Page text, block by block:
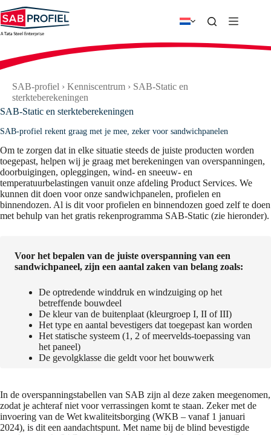
naar
de
inhoud
SAB-profiel › Kenniscentrum › SAB-Static en
sterkteberekeningen
SAB-Static en sterkteberekeningen
SAB-profiel rekent graag met je mee, zeker voor sandwichpanelen
Om te zorgen dat in elke situatie steeds de juiste producten worden
toegepast, helpen wij je graag met berekeningen van overspanningen,
doorbuigingen, opleggingen, wind- en sneeuw- en
temperatuurbelastingen vanuit onze afdeling Product Services. We
kunnen dit doen voor onze sandwichpanelen, profielen en
binnendozen. Al is dit voor profielen en binnendozen goed zelf te doen
met behulp van het gratis rekenprogramma SAB-Static (zie hieronder).
Voor het bepalen van de juiste overspanning van een
sandwichpaneel, zijn een aantal zaken van belang zoals:
De optredende winddruk en windzuiging op het
betreffende bouwdeel
De kleur van de buitenplaat (kleurgroep I, II of III)
Het type en aantal bevestigers dat toegepast kan worden
Het statische systeem (1, 2 of meervelds-toepassing van
het paneel)
De gevolgklasse die geldt voor het bouwwerk
In de overspanningstabellen van SAB zijn al deze zaken meegenomen,
zodat je achteraf niet voor verrassingen komt te staan. Zeker met de
invoering van de Wet kwaliteitsborging (WKB – vanaf 1 januari
2024), is dit een aandachtspunt. Met name bij de blind bevestigde